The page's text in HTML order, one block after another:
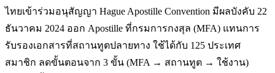
ไทยเข้าร่วมอนุสัญญา Hague Apostille Convention มีผลบังคับ 22
ธันวาคม 2024 ออก Apostille ที่กรมการกงสุล (MFA) แทนการ
รับรองเอกสารที่สถานทูตปลายทาง ใช้ได้กับ 125 ประเทศ
สมาชิก ลดขั้นตอนจาก 3 ขั้น (MFA → สถานทูต → ใช้งาน)